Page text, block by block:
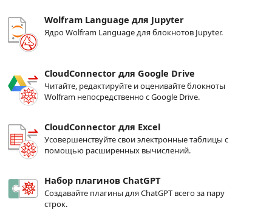
Wolfram Language для Jupyter
Ядро Wolfram Language для блокнотов Jupyter.
CloudConnector для Google Drive
Читайте, редактируйте и оценивайте блокноты
Wolfram непосредственно с Google Drive.
CloudConnector для Excel
Усовершенствуйте свои электронные таблицы с
помощью расширенных вычислений.
Набор плагинов ChatGPT
Создавайте плагины для ChatGPT всего за пару
строк.